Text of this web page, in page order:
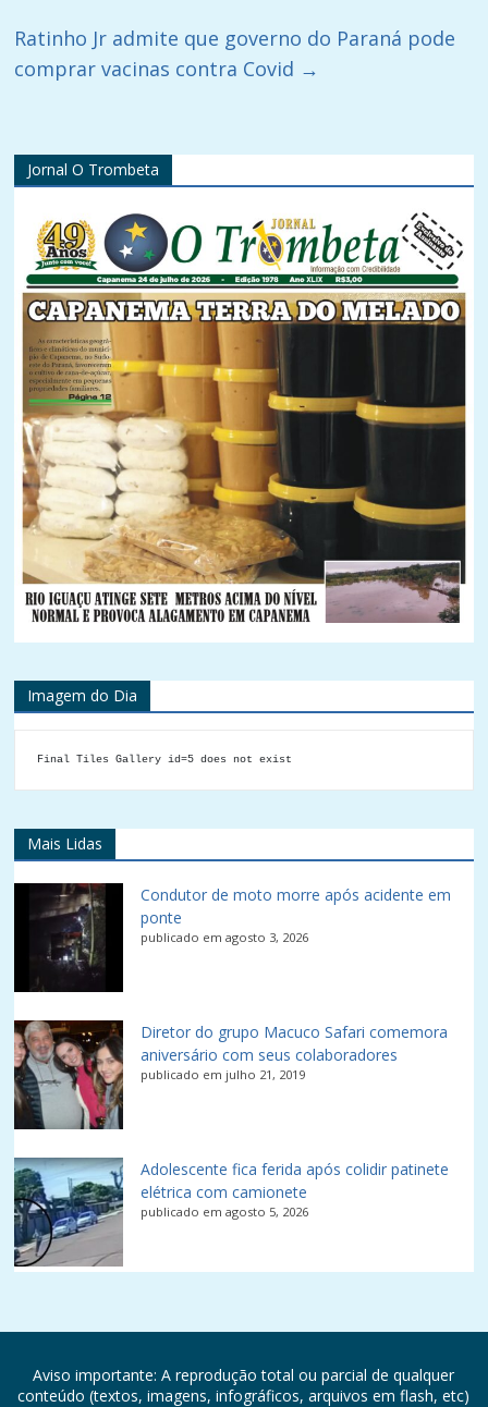
Ratinho Jr admite que governo do Paraná pode
comprar vacinas contra Covid →
Jornal O Trombeta
Imagem do Dia
Final Tiles Gallery id=5 does not exist
Mais Lidas
Condutor de moto morre após acidente em
ponte
publicado em agosto 3, 2026
Diretor do grupo Macuco Safari comemora
aniversário com seus colaboradores
publicado em julho 21, 2019
Adolescente fica ferida após colidir patinete
elétrica com camionete
publicado em agosto 5, 2026
Aviso importante: A reprodução total ou parcial de qualquer
conteúdo (textos, imagens, infográficos, arquivos em flash, etc)